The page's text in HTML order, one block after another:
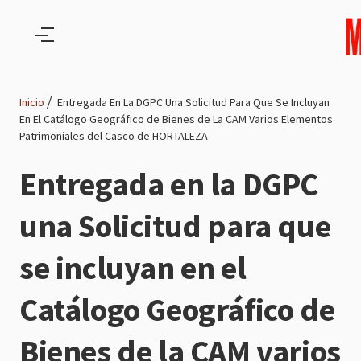
Ruta
de
navegación
Inicio
Entregada En La DGPC Una Solicitud Para Que Se Incluyan
En El Catálogo Geográfico de Bienes de La CAM Varios Elementos
Patrimoniales del Casco de HORTALEZA
Entregada en la DGPC
una Solicitud para que
se incluyan en el
Catálogo Geográfico de
Bienes de la CAM varios